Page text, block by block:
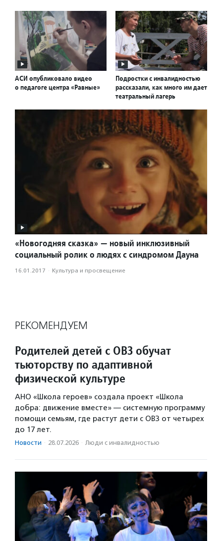
АСИ опубликовало видео
о педагоге центра «Равные»
Подростки с инвалидностью
рассказали, как много им дает
театральный лагерь
«Новогодняя сказка» — новый инклюзивный
социальный ролик о людях с синдромом Дауна
16.01.2017 · Культура и просвещение
РЕКОМЕНДУЕМ
Родителей детей с ОВЗ обучат
тьюторству по адаптивной
физической культуре
АНО «Школа героев» создала проект «Школа
добра: движение вместе» — системную программу
помощи семьям, где растут дети с ОВЗ от четырех
до 17 лет.
Новости · 28.07.2026 · Люди с инвалидностью